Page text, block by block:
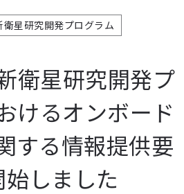
衛星研究開発プログラム
衛星研究開発プ
けるオンボード
する情報提供要
しました